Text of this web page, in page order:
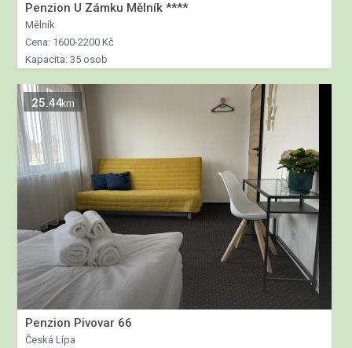
Penzion U Zámku Mělník ****
Mělník
Cena: 1600-2200 Kč
Kapacita: 35 osob
25.44km
Penzion Pivovar 66
Česká Lípa